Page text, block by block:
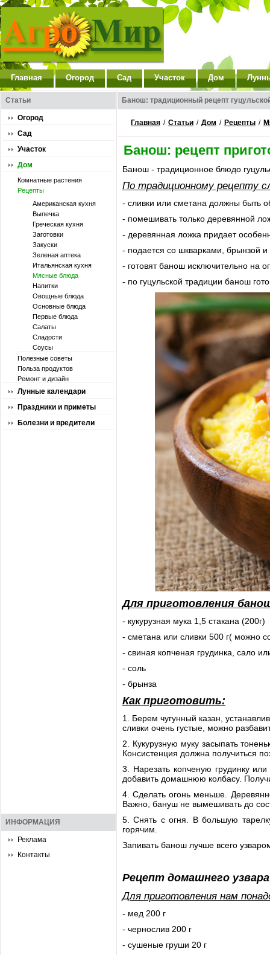
Главная Огород Сад Участок Дом
Статьи
Огород
Сад
Участок
Дом
Комнатные растения
Рецепты
Американская кухня
Выпечка
Греческая кухня
Заготовки
Закуски
Зеленая аптека
Итальянская кухня
Мясные блюда
Напитки
Овощные блюда
Основные блюда
Первые блюда
Салаты
Сладости
Соусы
Полезные советы
Польза продуктов
Ремонт и дизайн
Лунные календари
Праздники и приметы
Болезни и вредители
ИНФОРМАЦИЯ
Реклама
Контакты
Банош: традиционный рецепт
Главная / Статьи / Дом / Рецепты /
Банош: рецепт
Банош - традиционное блюдо
По традиционному рецепту
- сливки или сметана должны быть
- помешивать только деревянной
- деревянная ложка придает
- подается со шкварками, брынзой и
- готовят банош исключительно на
- по гуцульской традиции банош
Для приготовления
- кукурузная мука 1,5 стакана (200г)
- сметана или сливки 500 г( можно
- свиная копченая грудинка, сало
- соль
- брынза
Как приготовить:
1. Берем чугунный казан,
сливки очень густые, можно
2. Кукурузную муку засыпать
Консистенция должна получиться
3. Нарезать копченую грудинку
добавить домашнюю колбасу.
4. Сделать огонь меньше.
Важно, бануш не вымешивать до
5. Снять с огня. В большую
горячим.
Запивать банош лучше всего
Рецепт домашнего узвара
Для приготовления нам
- мед 200 г
- чернослив 200 г
- сушеные груши 20 г